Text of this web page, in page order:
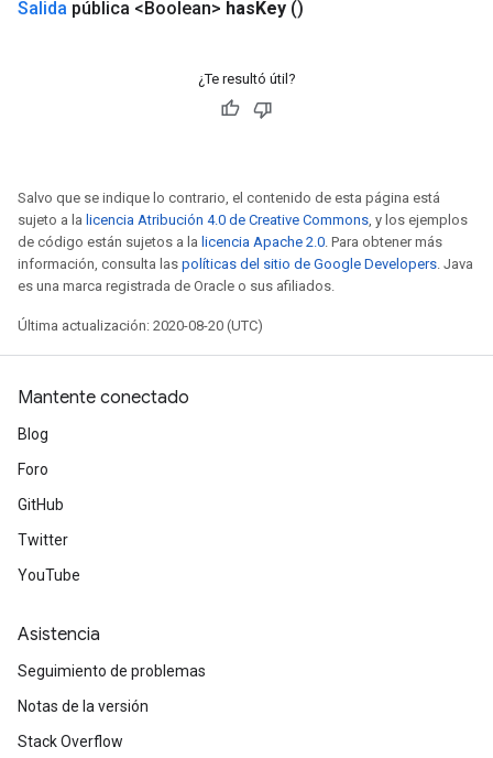
Salida pública <Boolean> hasKey ()
¿Te resultó útil?
Salvo que se indique lo contrario, el contenido de esta página está
sujeto a la licencia Atribución 4.0 de Creative Commons, y los ejemplos
de código están sujetos a la licencia Apache 2.0. Para obtener más
información, consulta las políticas del sitio de Google Developers. Java
es una marca registrada de Oracle o sus afiliados.
Última actualización: 2020-08-20 (UTC)
Mantente conectado
Blog
Foro
GitHub
Twitter
YouTube
Asistencia
Seguimiento de problemas
Notas de la versión
Stack Overflow